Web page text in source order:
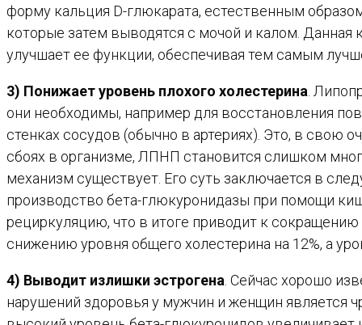
форму кальция D-глюкарата, естественным
которые затем выводятся с мочой и калом. Данная
улучшает ее функции, обеспечивая тем самым
3) Понижает уровень плохого холестерина .
они необходимы, например для восстановления
стенках сосудов (обычно в артериях). Это, в свою
сбоях в организме, ЛПНП становится слишком
механизм существует. Его суть заключается в
производство бета-глюкуронидазы при помощи
рециркуляцию, что в итоге приводит к
снижению уровня общего холестерина на 12%, а
4) Выводит излишки эстрогена . Сейчас хорошо
нарушений здоровья у мужчин и женщин является